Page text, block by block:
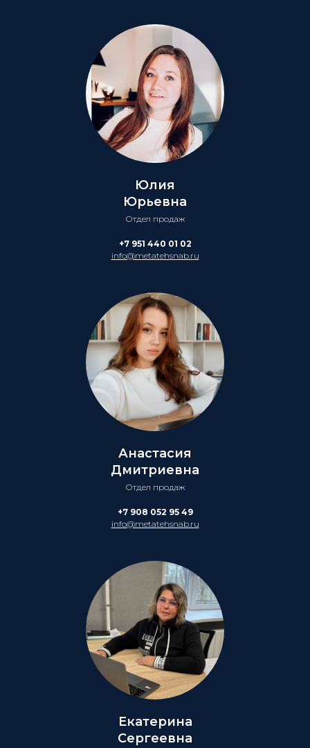
Юлия
Юрьевна
Отдел продаж
+7 951 440 01 02
info@metatehsnab.ru
Анастасия
Дмитриевна
Отдел продаж
+7 908 052 95 49
info@metatehsnab.ru
Екатерина
Сергеевна